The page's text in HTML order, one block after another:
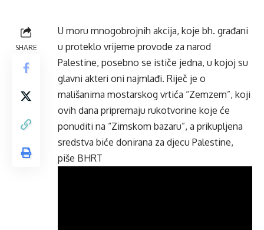
SHARE
U moru mnogobrojnih akcija, koje bh. građani
u proteklo vrijeme provode za narod
Palestine, posebno se ističe jedna, u kojoj su
glavni akteri oni najmlađi. Riječ je o
mališanima mostarskog vrtića “Zemzem”, koji
ovih dana pripremaju rukotvorine koje će
ponuditi na “Zimskom bazaru”, a prikupljena
sredstva biće donirana za djecu Palestine,
piše BHRT